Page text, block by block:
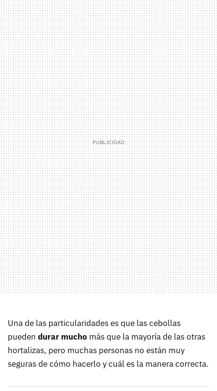
Una de las particularidades es que las cebollas
pueden durar mucho más que la mayoría de las otras
hortalizas, pero muchas personas no están muy
seguras de cómo hacerlo y cuál es la manera correcta.